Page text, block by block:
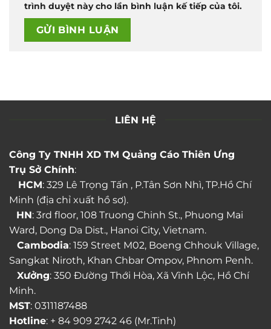
trình duyệt này cho lần bình luận kế tiếp của tôi.
LIÊN HỆ
Công Ty TNHH XD TM Quảng Cáo Thiên Ưng
Trụ Sở Chính:
HCM: 329 Lê Trọng Tấn , P.Tân Sơn Nhì, TP.Hồ Chí
Minh (địa chỉ xuất hồ sơ).
HN: 3rd floor, 108 Truong Chinh St., Phuong Mai
Ward, Dong Da Dist., Hanoi City, Vietnam.
Cambodia: 159 Street M02, Boeng Chhouk Village,
Sangkat Niroth, Khan Chbar Ompov, Phnom Penh.
Xưởng: 350 Đường Thới Hòa, Xã Vĩnh Lộc, Hồ Chí
Minh.
MST: 0311187488
Hotline: + 84 909 2742 46 (Mr.Tinh)